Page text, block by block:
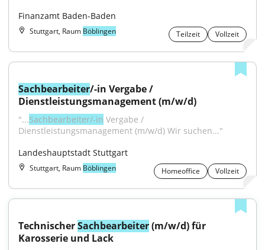
Finanzamt Baden-Baden
Stuttgart, Raum Böblingen Teilzeit Vollzeit
Sachbearbeiter/-in Vergabe /
Dienstleistungsmanagement (m/w/d)
"...Sachbearbeiter/-in Vergabe /
Dienstleistungsmanagement (m/w/d) Wir suchen..."
Landeshauptstadt Stuttgart
Stuttgart, Raum Böblingen Homeoffice Vollzeit
Technischer Sachbearbeiter (m/w/d) für
Karosserie und Lack